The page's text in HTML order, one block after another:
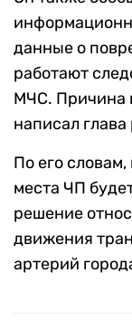
данные о
работают
МЧС. Причина
написал глава
По его
места ЧП
решение
движения
артерий